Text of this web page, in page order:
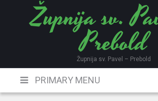
Župnija sv.
Prebold
Župnija sv. Pavel – Prebold
PRIMARY MENU